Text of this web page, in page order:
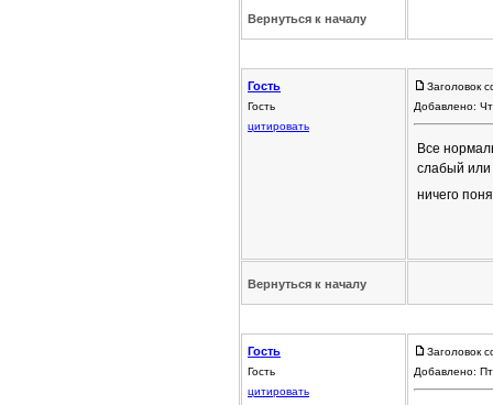
Вернуться к началу
Гость
Гость
цитировать
Заголовок
Добавлено:
Все
слабый или
ничего
Вернуться к началу
Гость
Гость
цитировать
Заголовок
Добавлено: